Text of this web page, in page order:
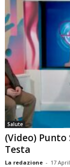
Salute
(Video)
Testa
La redazione - 17